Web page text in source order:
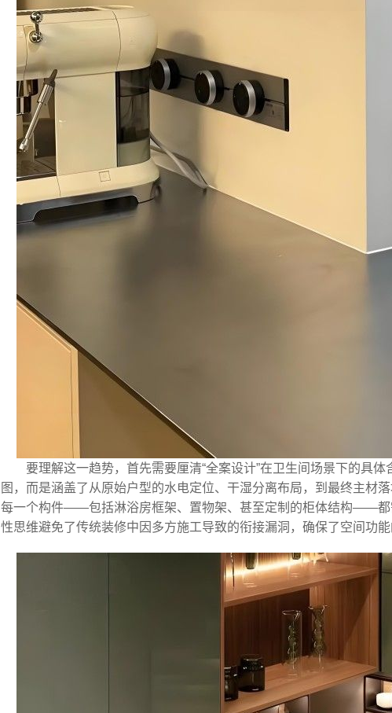
要理解这一趋势，首先需要厘清“全案设计”在卫生间场景下的具
图，而是涵盖了从原始户型的水电定位、干湿分离布局，到最终主材
每一个构件——包括淋浴房框架、置物架、甚至定制的柜体结构——都
性思维避免了传统装修中因多方施工导致的衔接漏洞，确保了空间功能